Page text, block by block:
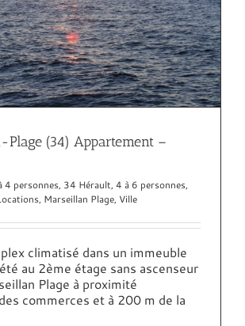
(34) Appartement –
4 personnes, 34 Hérault, 4 à 6 personnes,
, Marseillan Plage, Ville
climatisé dans un immeuble
au 2ème étage sans ascenseur
Plage à proximité
commerces et à 200 m de la